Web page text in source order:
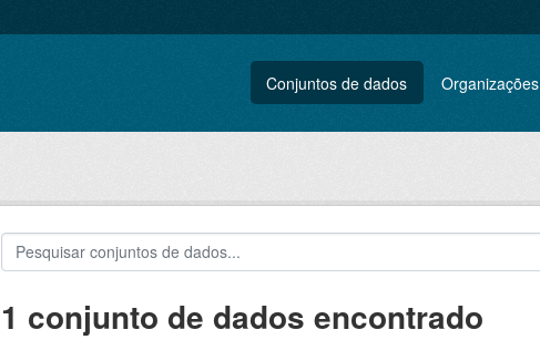
Conjuntos de dados Organizações
1 conjunto de dados encontrado